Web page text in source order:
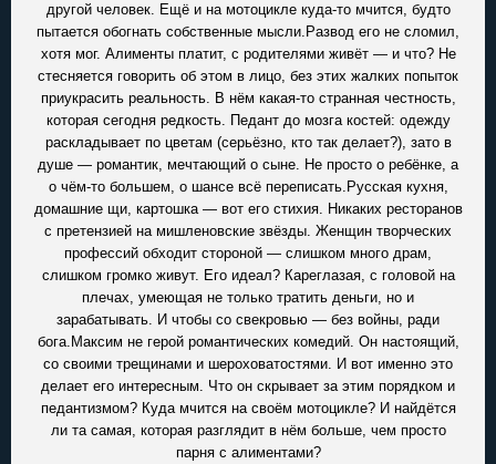
другой человек. Ещё и на мотоцикле куда-то мчится, будто
пытается обогнать собственные мысли.Развод его не сломил,
хотя мог. Алименты платит, с родителями живёт — и что? Не
стесняется говорить об этом в лицо, без этих жалких попыток
приукрасить реальность. В нём какая-то странная честность,
которая сегодня редкость. Педант до мозга костей: одежду
раскладывает по цветам (серьёзно, кто так делает?), зато в
душе — романтик, мечтающий о сыне. Не просто о ребёнке, а
о чём-то большем, о шансе всё переписать.Русская кухня,
домашние щи, картошка — вот его стихия. Никаких ресторанов
с претензией на мишленовские звёзды. Женщин творческих
профессий обходит стороной — слишком много драм,
слишком громко живут. Его идеал? Кареглазая, с головой на
плечах, умеющая не только тратить деньги, но и
зарабатывать. И чтобы со свекровью — без войны, ради
бога.Максим не герой романтических комедий. Он настоящий,
со своими трещинами и шероховатостями. И вот именно это
делает его интересным. Что он скрывает за этим порядком и
педантизмом? Куда мчится на своём мотоцикле? И найдётся
ли та самая, которая разглядит в нём больше, чем просто
парня с алиментами?